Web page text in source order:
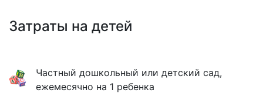
Затраты на детей
Частный дошкольный или детский сад,
ежемесячно на 1 ребенка